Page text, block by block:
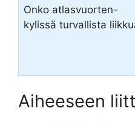
Onko atlasvuorten-
kylissä turvallista
Aiheeseen